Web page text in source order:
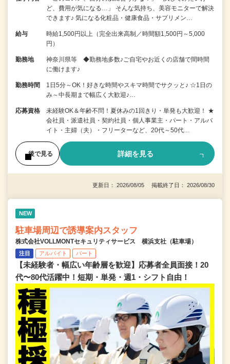
ど、費用が気になる…」 そんな気持ち、美容モニターで解決
できます♪ 気になる化粧品・健康食品・サプリメン…
給与
時給1,500円以上（完全出来高制／時間額1,500円～5,000
円）
勤務地
神奈川県等 ◆勤務地多数♪ご自宅やお近くの店舗で間時間
に働けます♪
勤務時間
1日5分～OK！好きな時間やスキマ時間でサクッと♪ ☆1日の
み～中長期まで幅広く大歓迎♪…
応募資格
未経験OK＆年齢不問！夏休みの1回きり・単発も大歓迎！ ★
会社員・派遣社員・契約社員・個人事業主・パート・アルバ
イト・主婦（夫）・フリーターなど、20代～50代…
後で見る 詳細を見る
更新日： 2026/08/05 掲載終了日： 2026/08/30
NEW
駐車場周辺で誘導案内スタッフ
株式会社VOLLMONTセキュリティサービス 横浜支社（駐車場）
注目 アルバイト パート
【未経験者・幅広い年齢層を歓迎】応募者全員面接！20
代〜80代活躍中！短期・単発・週1・シフト自由！